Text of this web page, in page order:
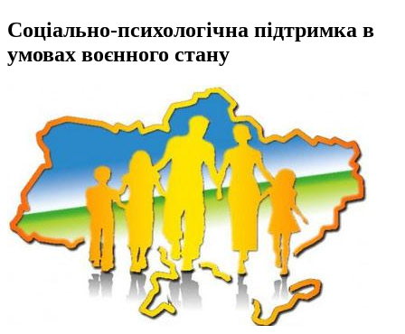
Соціально-психологічна підтримка в
умовах воєнного стану